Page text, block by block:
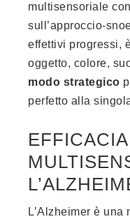
multisensoriale
sull’approccio-
effettivi progressi,
oggetto, colore,
modo strategico
perfetto alla
L’Alzheimer è